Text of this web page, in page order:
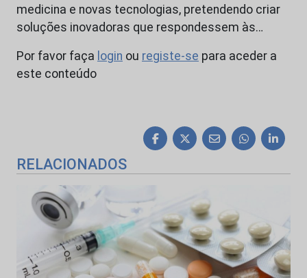
medicina e novas tecnologias, pretendendo criar
soluções inovadoras que respondessem às…
Por favor faça login ou registe-se para aceder a
este conteúdo
RELACIONADOS